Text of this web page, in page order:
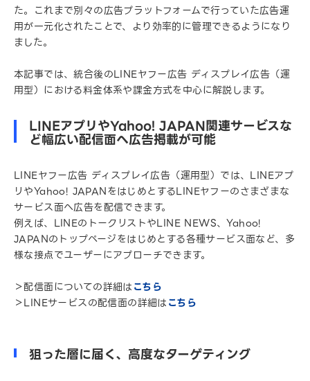
た。これまで別々の広告プラットフォームで行っていた広告運
用が一元化されたことで、より効率的に管理できるようになり
ました。
本記事では、統合後のLINEヤフー広告 ディスプレイ広告（運
用型）における料金体系や課金方式を中心に解説します。
LINEアプリやYahoo! JAPAN関連サービスな
ど幅広い配信面へ広告掲載が可能
LINEヤフー広告 ディスプレイ広告（運用型）では、LINEアプ
リやYahoo! JAPANをはじめとするLINEヤフーのさまざまな
サービス面へ広告を配信できます。
例えば、LINEのトークリストやLINE NEWS、Yahoo!
JAPANのトップページをはじめとする各種サービス面など、多
様な接点でユーザーにアプローチできます。
＞配信面についての詳細はこちら
＞LINEサービスの配信面の詳細はこちら
狙った層に届く、高度なターゲティング